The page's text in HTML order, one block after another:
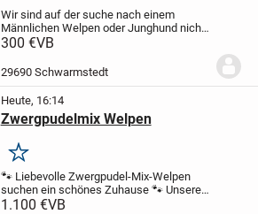
Wir sind auf der suche nach einem
Männlichen Welpen oder Junghund nicht
älter als 6 monate.
größer als 30 cm.Suchen im Umkreis bis
300 €VB
29690 Schwarmstedt
Heute, 16:14
Zwergpudelmix Welpen
Merken
🐾 Liebevolle Zwergpudel-Mix-Welpen
suchen ein schönes Zuhause 🐾 Unsere
süßen kleinen Zwergpudel-Mix-Welpen
1.100 €VB